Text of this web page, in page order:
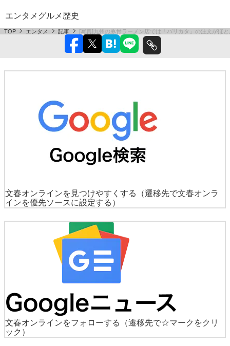
エンタメ グルメ 歴史
TOP エンタメ 記事 [写真]九州の豚骨ラーメン店では「バリカタ」の注文がほ
文春オンラインを見つけやすくする
（遷移先で文春オンラ
インを優先ソースに設定する）
文春オンラインをフォローする
（遷移先で☆マークをクリ
ック）